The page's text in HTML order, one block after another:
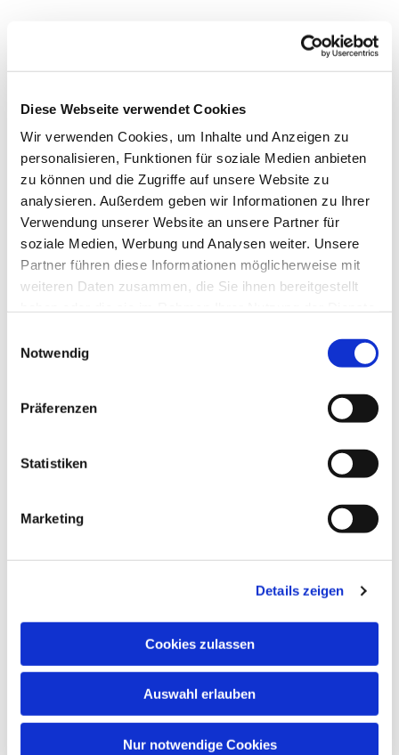
Diese Webseite verwendet Cookies
Wir verwenden Cookies, um Inhalte und Anzeigen zu
personalisieren, Funktionen für soziale Medien anbieten
zu können und die Zugriffe auf unsere Website zu
analysieren. Außerdem geben wir Informationen zu Ihrer
Verwendung unserer Website an unsere Partner für
soziale Medien, Werbung und Analysen weiter. Unsere
Partner führen diese Informationen möglicherweise mit
weiteren Daten zusammen, die Sie ihnen bereitgestellt
Notwendig
Präferenzen
Statistiken
Marketing
Details zeigen
Cookies zulassen
Auswahl erlauben
Nur notwendige Cookies